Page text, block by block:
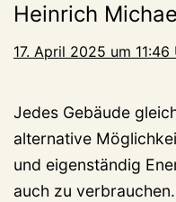
Heinrich
17. April 2025 um 11:46
Jedes Gebäude
alternative
und eigenständig
auch zu